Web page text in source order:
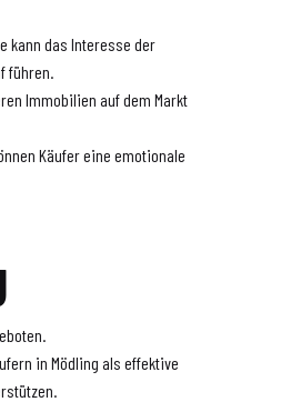
kann das Interesse der
führen.
Immobilien auf dem Markt
Käufer eine emotionale
in Mödling als effektive